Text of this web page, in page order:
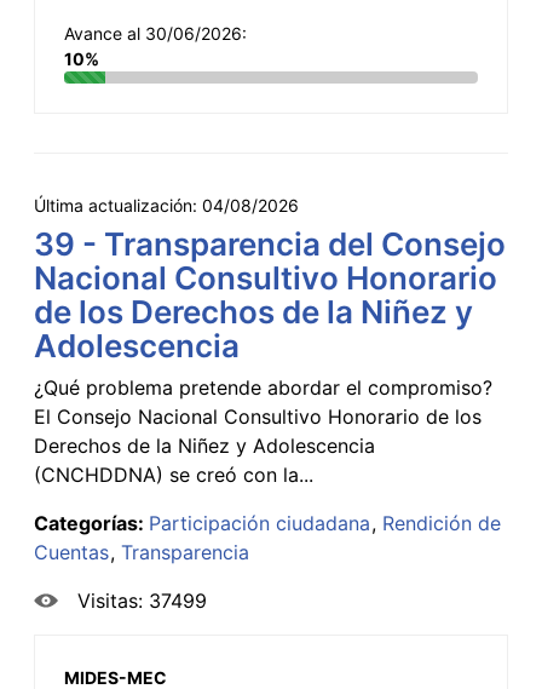
Avance al 30/06/2026:
10%
Última actualización: 04/08/2026
39 - Transparencia del Consejo
Nacional Consultivo Honorario
de los Derechos de la Niñez y
Adolescencia
¿Qué problema pretende abordar el compromiso?
El Consejo Nacional Consultivo Honorario de los
Derechos de la Niñez y Adolescencia
(CNCHDDNA) se creó con la...
Categorías: Participación ciudadana Rendición de
Cuentas Transparencia
Visitas: 37499
MIDES-MEC